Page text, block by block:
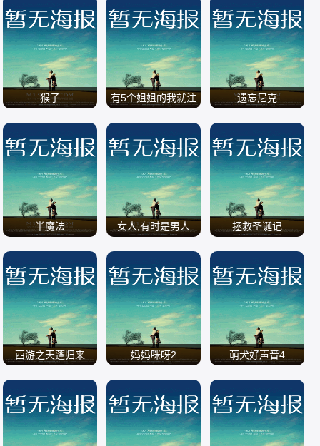
/ / /
猴子
/
有5个姐姐的我就注
/
遗忘尼克
/
半魔法
/
女人,有时是男人
/
拯救圣诞记
/
西游之天蓬归来
/
妈妈咪呀2
/
萌犬好声音4
/